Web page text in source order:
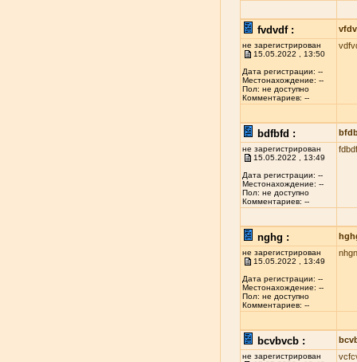
fvdvdf : vfdv
не зарегистрирован
15.05.2022 , 13:50
Дата регистрации: --
Местонахождение: --
Пол: не доступно
Комментариев: --
bdfbfd :
не зарегистрирован
15.05.2022 , 13:49
Дата регистрации: --
Местонахождение: --
Пол: не доступно
Комментариев: --
nghg :
не зарегистрирован
15.05.2022 , 13:49
Дата регистрации: --
Местонахождение: --
Пол: не доступно
Комментариев: --
bcvbvcb :
не зарегистрирован